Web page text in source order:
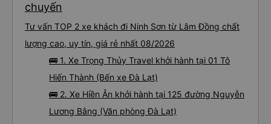
chuyến
Tư vấn TOP 2 xe khách đi Ninh Sơn từ Lâm Đồng chất
lượng cao, uy tín, giá rẻ nhất 08/2026
🚌 1. Xe Trọng Thủy Travel khởi hành tại 01 Tô
Hiến Thành (Bến xe Đà Lạt)
🚌 2. Xe Hiền Ân khởi hành tại 125 đường Nguyễn
Lương Bằng (Văn phòng Đà Lạt)